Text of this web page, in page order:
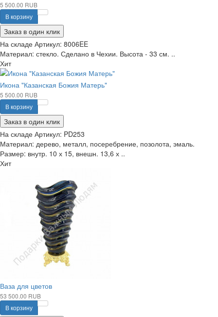
5 500.00 RUB
В корзину
Заказ в один клик
На складе Артикул: 8006EE
Материал: стекло. Сделано в Чехии. Высота - 33 см. ..
Хит
Икона "Казанская Божия Матерь"
5 500.00 RUB
В корзину
Заказ в один клик
На складе Артикул: PD253
Материал: дерево, металл, посеребрение, позолота, эмаль.
Размер: внутр. 10 х 15, внешн. 13,6 х ..
Хит
Ваза для цветов
53 500.00 RUB
В корзину